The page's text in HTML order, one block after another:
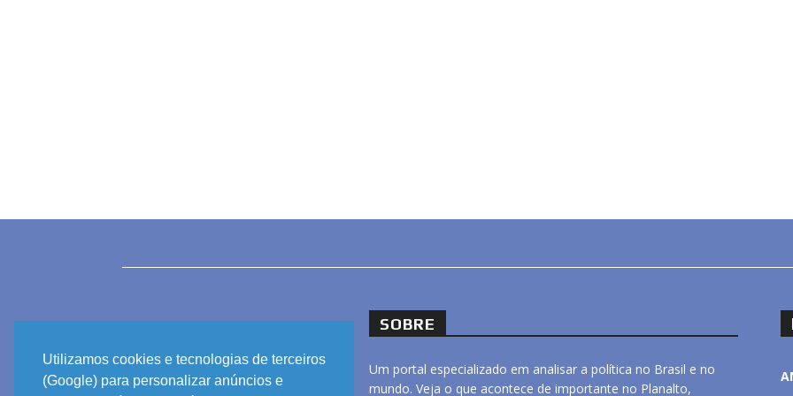
Utilizamos cookies e tecnologias de terceiros
(Google) para personalizar anúncios e
SOBRE
Um portal especializado em analisar a política no Brasil e no
mundo. Veja o que acontece de importante no Planalto,